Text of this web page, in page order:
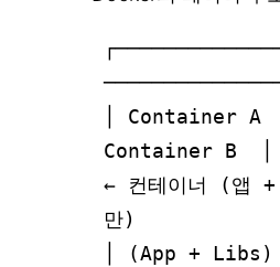
│ Container A
Container B │
← 컨테이너 (앱 +
만)
│ (App +